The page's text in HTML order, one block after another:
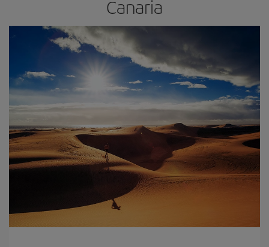
Canaria